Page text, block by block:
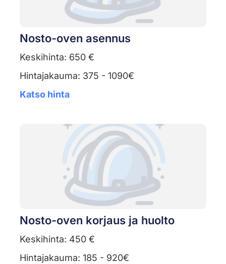
Nosto-oven asennus
Keskihinta: 650 €
Hintajakauma: 375 - 1090€
Katso hinta
Nosto-oven korjaus ja huolto
Keskihinta: 450 €
Hintajakauma: 185 - 920€